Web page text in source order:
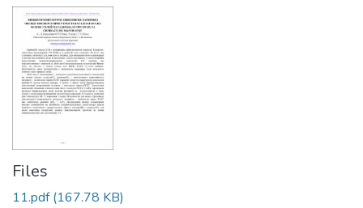
Files
11.pdf(167.78 KB)